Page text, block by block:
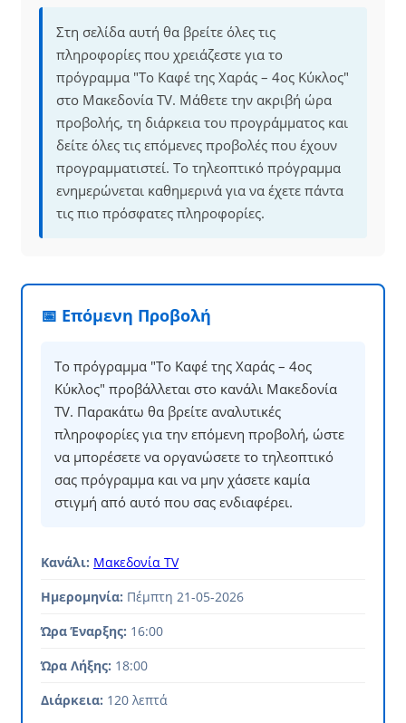
Στη σελίδα αυτή θα βρείτε όλες τις
πληροφορίες που χρειάζεστε για το
πρόγραμμα "Το Καφέ της Χαράς – 4ος Κύκλος"
στο Μακεδονία TV. Μάθετε την ακριβή ώρα
προβολής, τη διάρκεια του προγράμματος και
δείτε όλες τις επόμενες προβολές που έχουν
προγραμματιστεί. Το τηλεοπτικό πρόγραμμα
ενημερώνεται καθημερινά για να έχετε πάντα
τις πιο πρόσφατες πληροφορίες.
📅 Επόμενη Προβολή
Το πρόγραμμα "Το Καφέ της Χαράς – 4ος
Κύκλος" προβάλλεται στο κανάλι Μακεδονία
TV. Παρακάτω θα βρείτε αναλυτικές
πληροφορίες για την επόμενη προβολή, ώστε
να μπορέσετε να οργανώσετε το τηλεοπτικό
σας πρόγραμμα και να μην χάσετε καμία
στιγμή από αυτό που σας ενδιαφέρει.
Κανάλι: Μακεδονία TV
Ημερομηνία: Πέμπτη 21-05-2026
Ώρα Έναρξης: 16:00
Ώρα Λήξης: 18:00
Διάρκεια: 120 λεπτά